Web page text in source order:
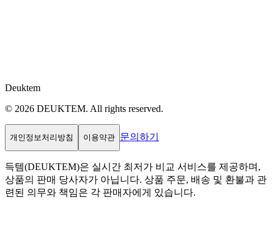
Deuktem
© 2026 DEUKTEM. All rights reserved.
개인정보처리방침 이용약관 문의하기
득템(DEUKTEM)은 실시간 최저가 비교 서비스를 제공하며,
상품의 판매 당사자가 아닙니다. 상품 주문, 배송 및 환불과 관
련된 의무와 책임은 각 판매자에게 있습니다.